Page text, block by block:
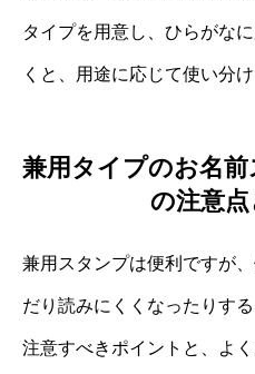
タイプを用意し、ひらがな
くと、用途に応じて使い分
兼用タイプのお名
の注意点
兼用スタンプは便利ですが
だり読みにくくなったりす
注意すべきポイントと、よ